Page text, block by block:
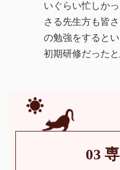
いぐらい忙しか
さる先生方も皆
の勉強をすると
初期研修だったと
03